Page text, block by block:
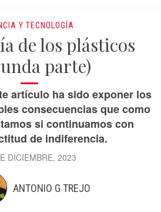
Y TECNOLOGÍA
de los plásticos
parte)
artículo ha sido exponer los
consecuencias que como
si continuamos con
de indiferencia.
DICIEMBRE, 2023
ANTONIO G TREJO